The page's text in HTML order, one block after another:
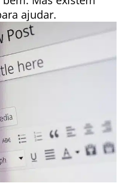
ajudar.